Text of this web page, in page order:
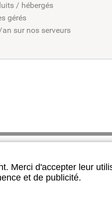
/ hébergés
gérés
sur nos serveurs
Merci d'accepter leur
et de publicité.